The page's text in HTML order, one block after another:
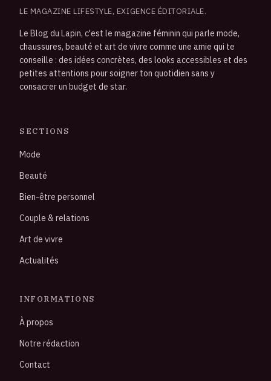
LE MAGAZINE LIFESTYLE, EXIGENCE ÉDITORIALE.
Le Blog du Lapin, c'est le magazine féminin qui parle mode,
chaussures, beauté et art de vivre comme une amie qui te
conseille : des idées concrètes, des looks accessibles et des
petites attentions pour soigner ton quotidien sans y
consacrer un budget de star.
SECTIONS
Mode
Beauté
Bien-être personnel
Couple & relations
Art de vivre
Actualités
INFORMATIONS
À propos
Notre rédaction
Contact